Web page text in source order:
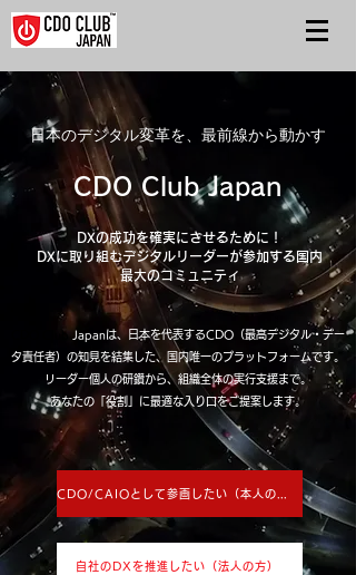
CDO Club Japan
CDO Club Japanは、日本を代表するCDO（最高デジタル・デー
タ責任者）の知見を結集した、国内唯一のプラットフォームです。
リーダー個人の研鑽から、組織全体の実行支援まで。
あなたの「役割」に最適な入り口をご提案します。
自社のDXを推進したい（法人の方）
日本のデジタル変革を、最前線から動かす
DXの成功を確実にさせるために！
DXに取り組むデジタルリーダーが参加する国内
最大のコミュニティ